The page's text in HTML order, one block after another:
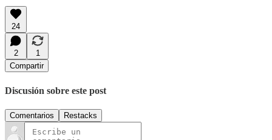
24
2
1
Compartir
Discusión sobre este post
Comentarios Restacks